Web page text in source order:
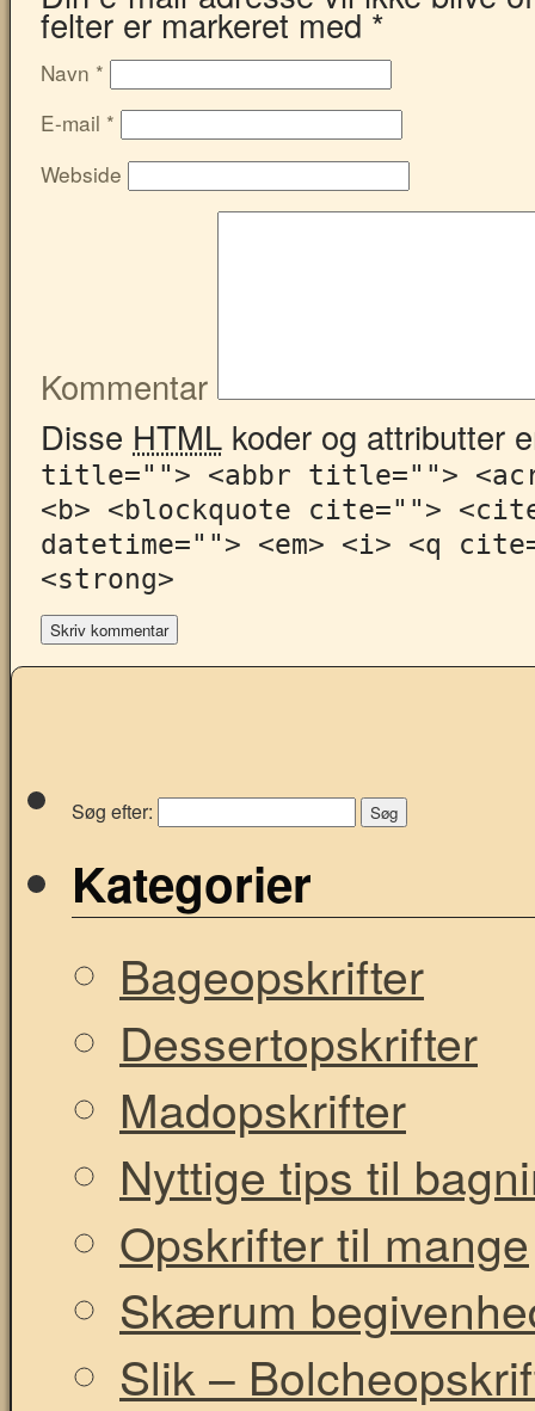
felter er markeret med*
Navn *
E-mail *
Webside
Kommentar
Disse HTML koder og attributter
title=""> <abbr title="">
<b> <blockquote cite="">
datetime=""> <em> <i> <q
<strong>
Søg efter:
Kategorier
Bageopskrifter
Dessertopskrifter
Madopskrifter
Nyttige tips til
Opskrifter til mange
Skærum
Slik –